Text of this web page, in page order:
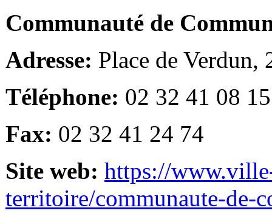
Communauté de
Adresse: Place de Verdun,
Téléphone: 02 32 41 08 15
Fax: 02 32 41 24 74
Site web: https://
territoire/communaute-de-